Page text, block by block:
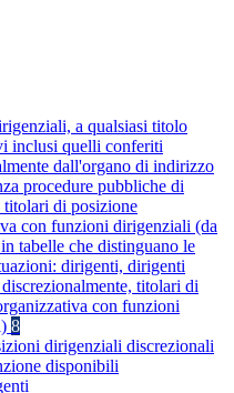
a qualsiasi titolo
inclusi quelli conferiti
dall'organo di indirizzo
procedure pubbliche di
titolari di posizione
con funzioni dirigenziali (da
tabelle che distinguano le
dirigenti, dirigenti
titolari di
con funzioni
8
dirigenziali discrezionali
disponibili